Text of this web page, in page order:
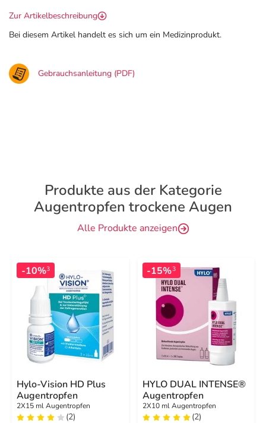
Zur Artikelbeschreibung
Bei diesem Artikel handelt es sich um ein Medizinprodukt.
Gebrauchsanleitung (PDF)
Produkte aus der Kategorie
Augentropfen trockene Augen
Alle Produkte anzeigen
-10%3
Hylo-Vision HD Plus
Augentropfen
2X15 ml Augentropfen
(2)
-15%3
HYLO DUAL INTENSE®
Augentropfen
2X10 ml Augentropfen
(2)